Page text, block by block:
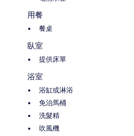
用餐
餐桌
臥室
提供床單
浴室
浴缸或淋浴
免治馬桶
洗髮精
吹風機